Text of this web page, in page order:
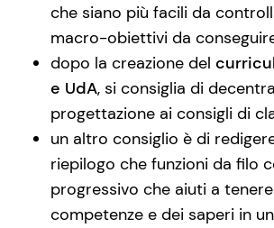
che siano più facili da
macro-obiettivi da
dopo la creazione del
e UdA, si consiglia di
progettazione ai consigli di
un altro consiglio è di
riepilogo che funzioni da filo
progressivo che aiuti a
competenze e dei saperi in